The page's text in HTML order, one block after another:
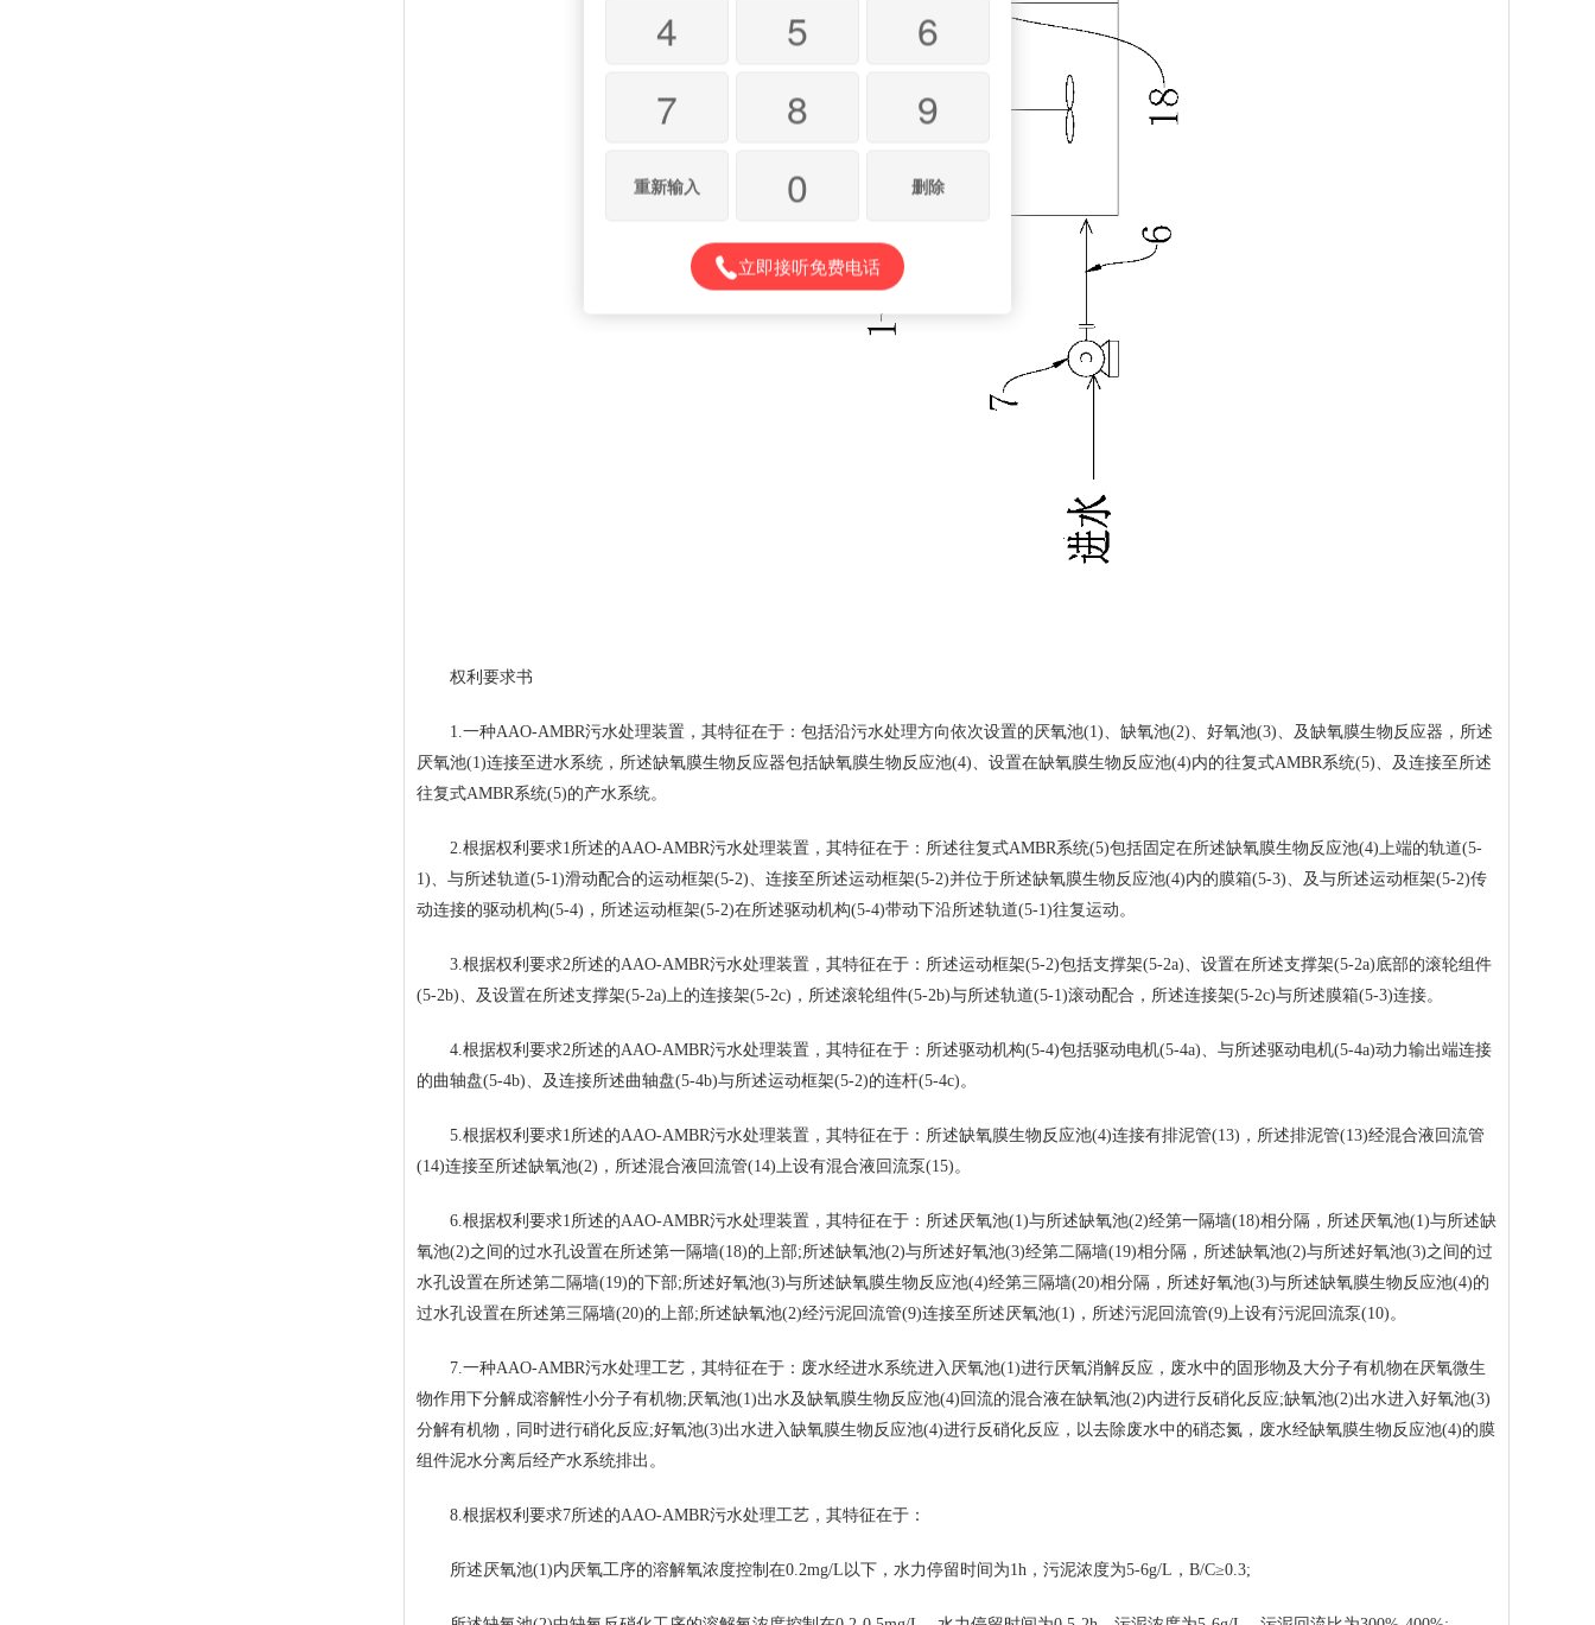
权利要求书
1.一种AAO-AMBR污水处理装置，其特征在于：包括沿污水处理方向依次设置的厌氧池(1)、缺氧池(2)、好氧池(3)、及缺氧膜生物反应器，所述
厌氧池(1)连接至进水系统，所述缺氧膜生物反应器包括缺氧膜生物反应池(4)、设置在缺氧膜生物反应池(4)内的往复式AMBR系统(5)、及连接至所述
往复式AMBR系统(5)的产水系统。
2.根据权利要求1所述的AAO-AMBR污水处理装置，其特征在于：所述往复式AMBR系统(5)包括固定在所述缺氧膜生物反应池(4)上端的轨道(5-
1)、与所述轨道(5-1)滑动配合的运动框架(5-2)、连接至所述运动框架(5-2)并位于所述缺氧膜生物反应池(4)内的膜箱(5-3)、及与所述运动框架(5-2)传
动连接的驱动机构(5-4)，所述运动框架(5-2)在所述驱动机构(5-4)带动下沿所述轨道(5-1)往复运动。
3.根据权利要求2所述的AAO-AMBR污水处理装置，其特征在于：所述运动框架(5-2)包括支撑架(5-2a)、设置在所述支撑架(5-2a)底部的滚轮组件
(5-2b)、及设置在所述支撑架(5-2a)上的连接架(5-2c)，所述滚轮组件(5-2b)与所述轨道(5-1)滚动配合，所述连接架(5-2c)与所述膜箱(5-3)连接。
4.根据权利要求2所述的AAO-AMBR污水处理装置，其特征在于：所述驱动机构(5-4)包括驱动电机(5-4a)、与所述驱动电机(5-4a)动力输出端连接
的曲轴盘(5-4b)、及连接所述曲轴盘(5-4b)与所述运动框架(5-2)的连杆(5-4c)。
5.根据权利要求1所述的AAO-AMBR污水处理装置，其特征在于：所述缺氧膜生物反应池(4)连接有排泥管(13)，所述排泥管(13)经混合液回流管
(14)连接至所述缺氧池(2)，所述混合液回流管(14)上设有混合液回流泵(15)。
6.根据权利要求1所述的AAO-AMBR污水处理装置，其特征在于：所述厌氧池(1)与所述缺氧池(2)经第一隔墙(18)相分隔，所述厌氧池(1)与所述缺
氧池(2)之间的过水孔设置在所述第一隔墙(18)的上部;所述缺氧池(2)与所述好氧池(3)经第二隔墙(19)相分隔，所述缺氧池(2)与所述好氧池(3)之间的过
水孔设置在所述第二隔墙(19)的下部;所述好氧池(3)与所述缺氧膜生物反应池(4)经第三隔墙(20)相分隔，所述好氧池(3)与所述缺氧膜生物反应池(4)的
过水孔设置在所述第三隔墙(20)的上部;所述缺氧池(2)经污泥回流管(9)连接至所述厌氧池(1)，所述污泥回流管(9)上设有污泥回流泵(10)。
7.一种AAO-AMBR污水处理工艺，其特征在于：废水经进水系统进入厌氧池(1)进行厌氧消解反应，废水中的固形物及大分子有机物在厌氧微生
物作用下分解成溶解性小分子有机物;厌氧池(1)出水及缺氧膜生物反应池(4)回流的混合液在缺氧池(2)内进行反硝化反应;缺氧池(2)出水进入好氧池(3)
分解有机物，同时进行硝化反应;好氧池(3)出水进入缺氧膜生物反应池(4)进行反硝化反应，以去除废水中的硝态氮，废水经缺氧膜生物反应池(4)的膜
组件泥水分离后经产水系统排出。
8.根据权利要求7所述的AAO-AMBR污水处理工艺，其特征在于：
所述厌氧池(1)内厌氧工序的溶解氧浓度控制在0.2mg/L以下，水力停留时间为1h，污泥浓度为5-6g/L，B/C≥0.3;
4
5
6
7
8 9
重新输入 0 删除
立即接听免费电话